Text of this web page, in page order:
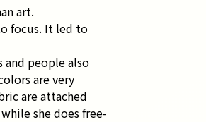
art.
focus. It led to
and people also
are very
are attached
she does free-